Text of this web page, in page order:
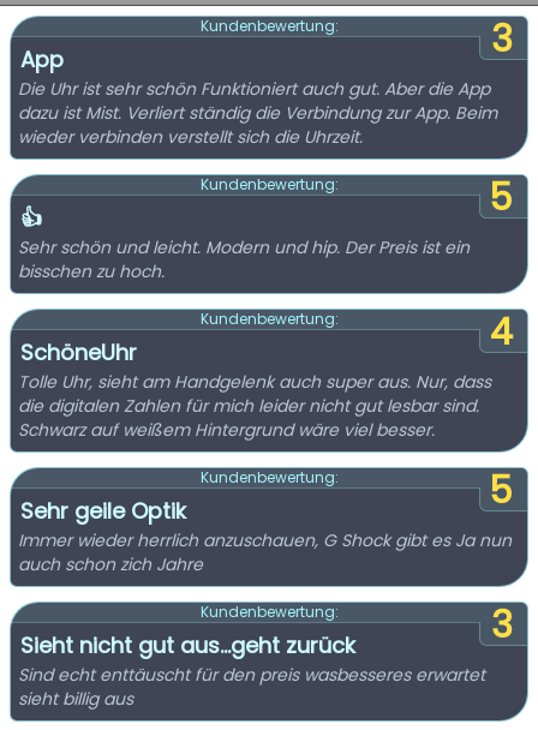
3
Kundenbewertung:
App
Die Uhr ist sehr schön Funktioniert auch gut. Aber die App
dazu ist Mist. Verliert ständig die Verbindung zur App. Beim
wieder verbinden verstellt sich die Uhrzeit.
5
Kundenbewertung:
👍
Sehr schön und leicht. Modern und hip. Der Preis ist ein
bisschen zu hoch.
4
Kundenbewertung:
SchöneUhr
Tolle Uhr, sieht am Handgelenk auch super aus. Nur, dass
die digitalen Zahlen für mich leider nicht gut lesbar sind.
Schwarz auf weißem Hintergrund wäre viel besser.
5
Kundenbewertung:
Sehr geile Optik
Immer wieder herrlich anzuschauen, G Shock gibt es Ja nun
auch schon zich Jahre
3
Kundenbewertung:
Sieht nicht gut aus...geht zurück
Sind echt enttäuscht für den preis wasbesseres erwartet
sieht billig aus